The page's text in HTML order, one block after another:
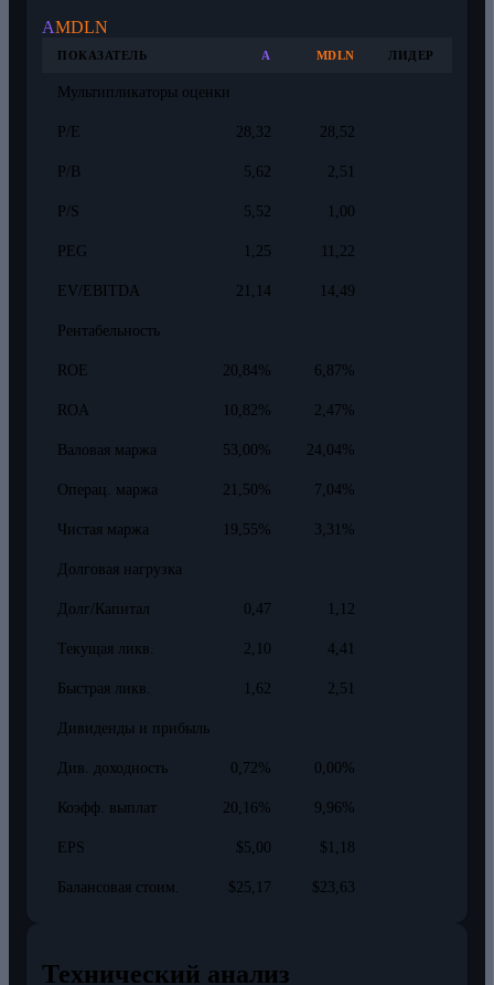
AMDLN
ПОКАЗАТЕЛЬ A MDLN ЛИДЕР
Мультипликаторы оценки
P/E 28,32 28,52
P/B 5,62 2,51
P/S 5,52 1,00
PEG 1,25 11,22
EV/EBITDA 21,14 14,49
Рентабельность
ROE 20,84% 6,87%
ROA 10,82% 2,47%
Валовая маржа 53,00% 24,04%
Операц. маржа 21,50% 7,04%
Чистая маржа 19,55% 3,31%
Долговая нагрузка
Долг/Капитал 0,47 1,12
Текущая ликв. 2,10 4,41
Быстрая ликв. 1,62 2,51
Дивиденды и прибыль
Див. доходность 0,72% 0,00%
Коэфф. выплат 20,16% 9,96%
EPS $5,00 $1,18
Балансовая стоим. $25,17 $23,63
Технический анализ